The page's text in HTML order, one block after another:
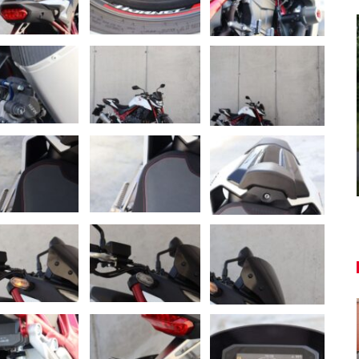
TEST: Dacia Duster hybrid-G 150
4×4 – Trojitý útok
Daniel Balucha aug 6, 2026 0